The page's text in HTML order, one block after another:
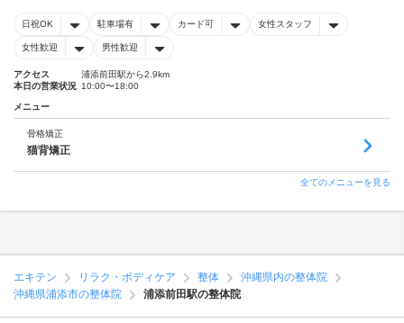
日祝OK 駐車場有 カード可 女性スタッフ
女性歓迎 男性歓迎
アクセス
浦添前田駅から2.9km
本日の営業状況 10:00〜18:00
メニュー
骨格矯正
猫背矯正
全てのメニューを見る
エキテン リラク・ボディケア 整体
沖縄県内の整体院
沖縄県浦添市の整体院
浦添前田駅の整体院